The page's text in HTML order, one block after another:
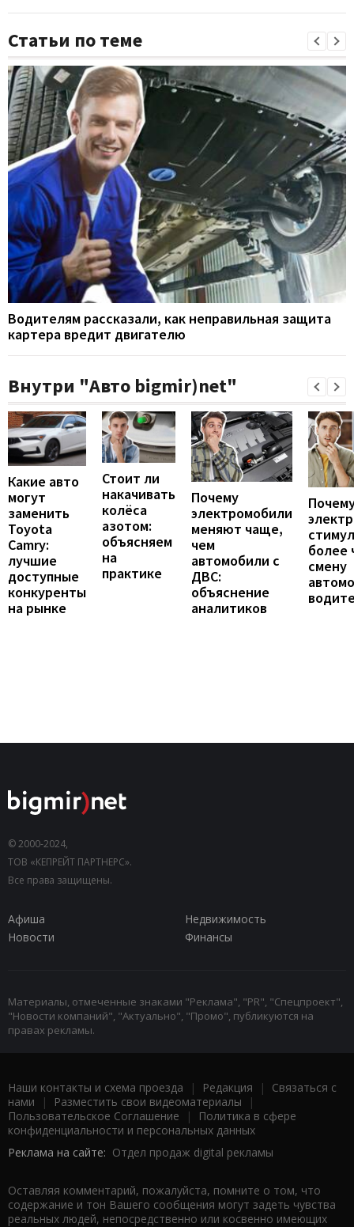
Статьи по теме
Водителям рассказали, как неправильная защита
картера вредит двигателю
Внутри "Авто bigmir)net"
Какие авто
могут
заменить
Toyota
Camry:
лучшие
доступные
конкуренты
на рынке
Стоит ли
накачивать
колёса
азотом:
объясняем
на
практике
Почему
электромобили
меняют чаще,
чем
автомобили с
ДВС:
объяснение
аналитиков
более
смену
© 2000-2024,
ТОВ «КЕПРЕЙТ ПАРТНЕРС».
Все права защищены.
Афиша
Недвижимость
Новости
Финансы
Материалы, отмеченные знаками "Реклама", "PR", "Спецпроект",
"Новости компаний", "Актуально", "Промо", публикуются на
правах рекламы.
Наши контакты и схема проезда | Редакция | Связаться с
нами | Разместить свои видеоматериалы |
Пользовательское Соглашение |
Политика в сфере
конфиденциальности и персональных данных
Реклама на сайте: Отдел продаж digital рекламы
Оставляя комментарий, пожалуйста, помните о том, что
содержание и тон Вашего сообщения могут задеть чувства
реальных людей, непосредственно или косвенно имеющих